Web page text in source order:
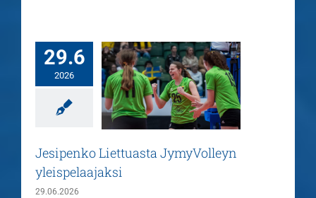
29.6
2026
Liettuasta
Jesipenko Liettuasta JymyVolleyn
yleispelaajaksi
29.06.2026